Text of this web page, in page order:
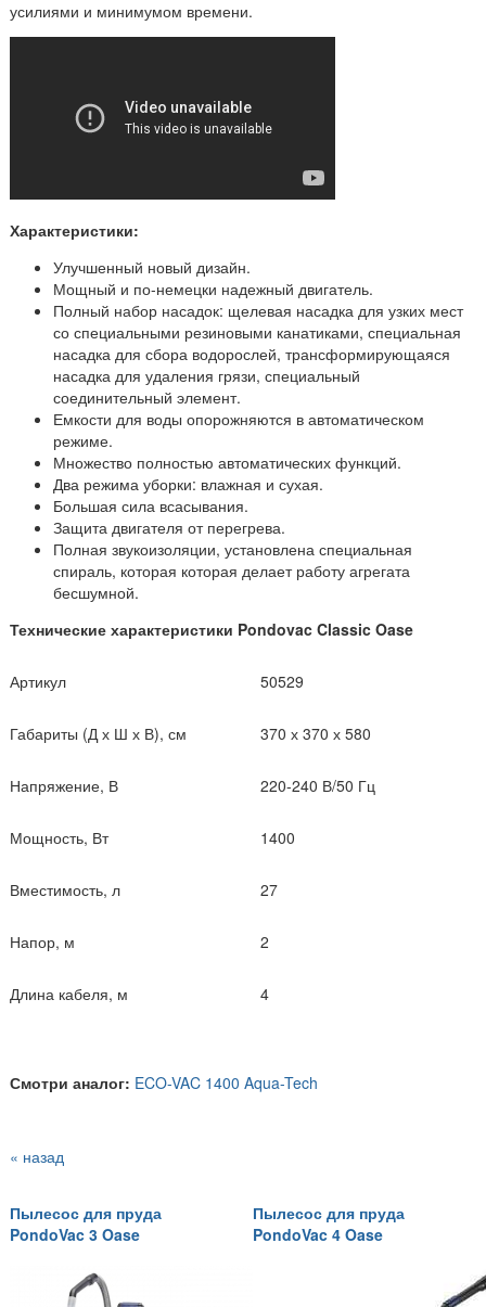
усилиями и минимумом времени.
Характеристики:
Улучшенный новый дизайн.
Мощный и по-немецки надежный двигатель.
Полный набор насадок: щелевая насадка для узких мест
со специальными резиновыми канатиками, специальная
насадка для сбора водорослей, трансформирующаяся
насадка для удаления грязи, специальный
соединительный элемент.
Емкости для воды опорожняются в автоматическом
режиме.
Множество полностью автоматических функций.
Два режима уборки: влажная и сухая.
Большая сила всасывания.
Защита двигателя от перегрева.
Полная звукоизоляции, установлена специальная
спираль, которая которая делает работу агрегата
бесшумной.
Технические характеристики Pondovac Classic Oase
Артикул 50529
Габариты (Д х Ш х В), см 370 х 370 х 580
Напряжение, В 220-240 В/50 Гц
Мощность, Вт 1400
Вместимость, л 27
Напор, м 2
Длина кабеля, м 4
Смотри аналог: ECO-VAC 1400 Aqua-Tech
« назад
Пылесос для пруда
PondoVac 3 Oase
Пылесос для пруда
PondoVac 4 Oase